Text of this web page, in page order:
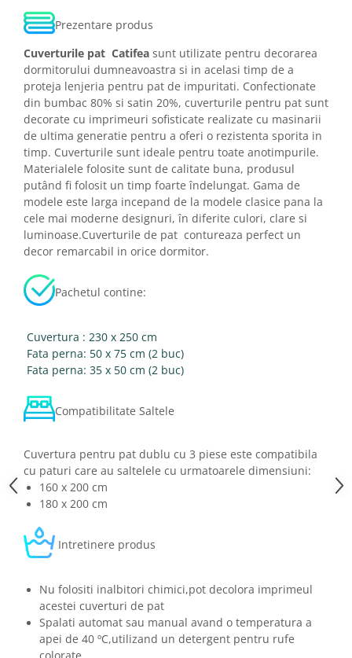
Prezentare produs
Cuverturile pat Catifea sunt utilizate pentru decorarea
dormitorului dumneavoastra si in acelasi timp de a
proteja lenjeria pentru pat de impuritati. Confectionate
din bumbac 80% si satin 20%, cuverturile pentru pat sunt
decorate cu imprimeuri sofisticate realizate cu masinarii
de ultima generatie pentru a oferi o rezistenta sporita in
timp. Cuverturile sunt ideale pentru toate anotimpurile.
Materialele folosite sunt de calitate buna, produsul
putând fi folosit un timp foarte îndelungat. Gama de
modele este larga incepand de la modele clasice pana la
cele mai moderne designuri, în diferite culori, clare si
luminoase.Cuverturile de pat contureaza perfect un
decor remarcabil in orice dormitor.
Pachetul contine:
Cuvertura : 230 x 250 cm
Fata perna: 50 x 75 cm (2 buc)
Fata perna: 35 x 50 cm (2 buc)
Compatibilitate Saltele
Cuvertura pentru pat dublu cu 3 piese este compatibila
cu paturi care au saltelele cu urmatoarele dimensiuni:
160 x 200 cm
180 x 200 cm
Intretinere produs
Nu folositi inalbitori chimici,pot decolora imprimeul
acestei cuverturi de pat
Spalati automat sau manual avand o temperatura a
apei de 40 ºC,utilizand un detergent pentru rufe